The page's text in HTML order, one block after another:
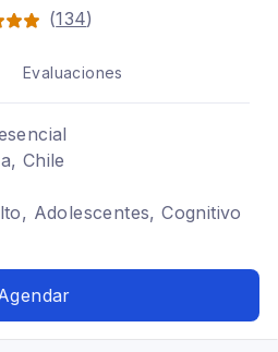
(134)
Evaluaciones
Chile
Adolescentes, Cognitivo